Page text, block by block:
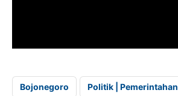
Bojonegoro Politik | Pemerintahan